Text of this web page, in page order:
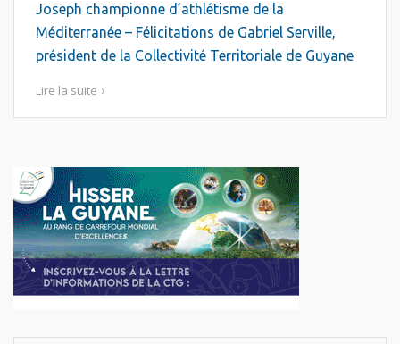
Joseph championne d’athlétisme de la
Méditerranée – Félicitations de Gabriel Serville,
président de la Collectivité Territoriale de Guyane
Lire la suite